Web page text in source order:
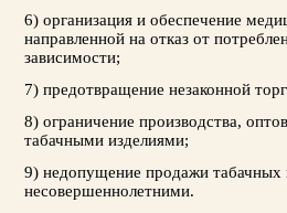
6) организация и обеспечение
направленной на отказ от
зависимости;
7) предотвращение незаконной
8) ограничение производства,
табачными изделиями;
9) недопущение продажи табачных
несовершеннолетними.